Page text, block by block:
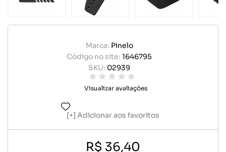
Marca: Pinelo
Código no site: 1646795
SKU: 02939
Visualizar avaliações
Adicionar aos favoritos
R$ 36,40